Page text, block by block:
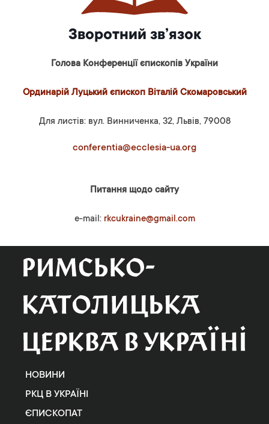
Зворотний зв’язок
Голова Конференції єпископів України
Ординарій Луцький єпископ Віталій Скомаровський
Для листів: вул. Винниченка, 32, Львів, 79008
conferentia@ecclesia-ua.org
Питання щодо сайту
e-mail: rkcukraine@gmail.com
НОВИНИ
РКЦ В УКРАЇНІ
ЄПИСКОПАТ